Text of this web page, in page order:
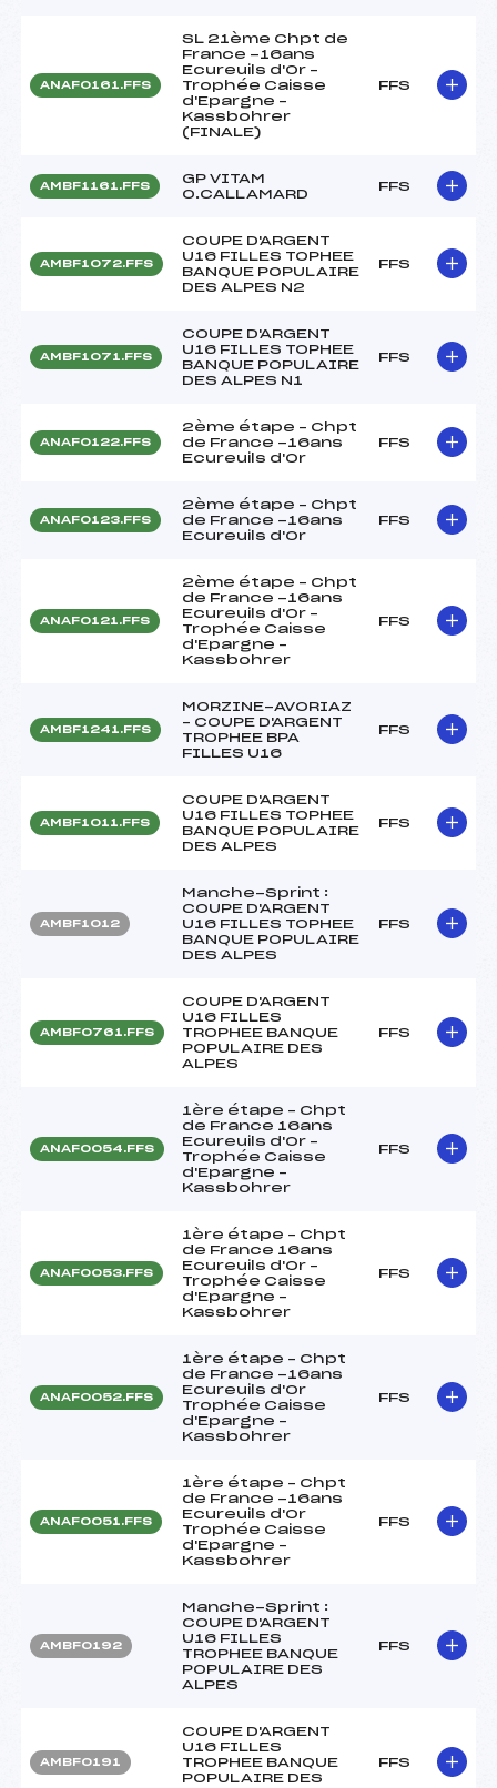
ANAF0161.FFS
SL 21ème Chpt de
France -16ans
Ecureuils d'Or –
Trophée Caisse
d'Epargne –
Kassbohrer
(FINALE)
FFS
AMBF1161.FFS
GP VITAM
O.CALLAMARD
FFS
AMBF1072.FFS
COUPE D'ARGENT
U16 FILLES TOPHEE
BANQUE POPULAIRE
DES ALPES N2
FFS
AMBF1071.FFS
COUPE D'ARGENT
U16 FILLES TOPHEE
BANQUE POPULAIRE
DES ALPES N1
FFS
ANAF0122.FFS
2ème étape – Chpt
de France -16ans
Ecureuils d'Or
FFS
ANAF0123.FFS
2ème étape – Chpt
de France -16ans
Ecureuils d'Or
FFS
ANAF0121.FFS
2ème étape – Chpt
de France -16ans
Ecureuils d'Or –
Trophée Caisse
d'Epargne –
Kassbohrer
FFS
AMBF1241.FFS
MORZINE-AVORIAZ
– COUPE D'ARGENT
TROPHEE BPA
FILLES U16
FFS
AMBF1011.FFS
COUPE D'ARGENT
U16 FILLES TOPHEE
BANQUE POPULAIRE
DES ALPES
FFS
AMBF1012
Manche-Sprint :
COUPE D'ARGENT
U16 FILLES TOPHEE
BANQUE POPULAIRE
DES ALPES
FFS
AMBF0761.FFS
COUPE D'ARGENT
U16 FILLES
TROPHEE BANQUE
POPULAIRE DES
ALPES
FFS
ANAF0054.FFS
1ère étape – Chpt
de France 16ans
Ecureuils d'Or –
Trophée Caisse
d'Epargne –
Kassbohrer
FFS
ANAF0053.FFS
1ère étape – Chpt
de France 16ans
Ecureuils d'Or –
Trophée Caisse
d'Epargne –
Kassbohrer
FFS
ANAF0052.FFS
1ère étape – Chpt
de France -16ans
Ecureuils d'Or
Trophée Caisse
d'Epargne –
Kassbohrer
FFS
ANAF0051.FFS
1ère étape – Chpt
de France -16ans
Ecureuils d'Or
Trophée Caisse
d'Epargne –
Kassbohrer
FFS
AMBF0192
Manche-Sprint :
COUPE D'ARGENT
U16 FILLES
TROPHEE BANQUE
POPULAIRE DES
ALPES
FFS
AMBF0191
COUPE D'ARGENT
U16 FILLES
TROPHEE BANQUE
POPULAIRE DES
FFS